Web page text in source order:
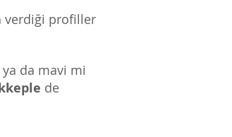
verdiği profiller
ya da mavi mi
de